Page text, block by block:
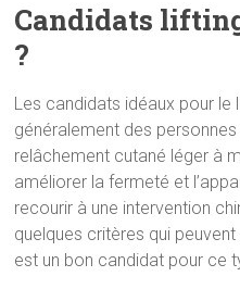
Candidats
?
Les candidats idéaux pour
généralement des
relâchement cutané léger à
améliorer la fermeté et
recourir à une intervention
quelques critères qui
est un bon candidat pour ce